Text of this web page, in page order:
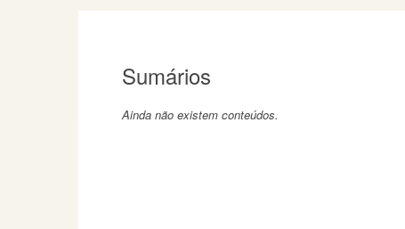
Sumários
Ainda não existem conteúdos.